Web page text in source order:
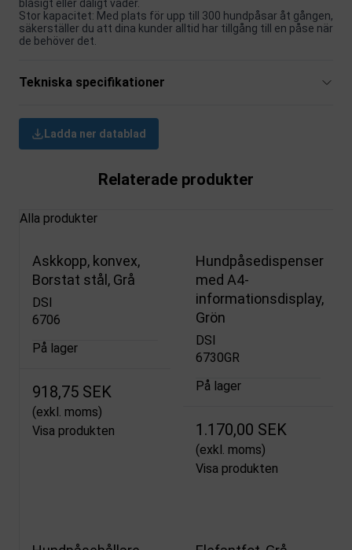
blåsigt eller dåligt väder.
Stor kapacitet: Med plats för upp till 300 hundpåsar åt gången,
säkerställer du att dina kunder alltid har tillgång till en påse när
de behöver det.
Tekniska specifikationer
Ladda ner datablad
Relaterade produkter
Alla produkter
Askkopp, konvex,
Borstat stål, Grå
DSI
6706
På lager
918,75 SEK
(exkl. moms)
Visa produkten
Hundpåsedispenser
med A4-
informationsdisplay,
Grön
DSI
6730GR
På lager
1.170,00 SEK
(exkl. moms)
Visa produkten